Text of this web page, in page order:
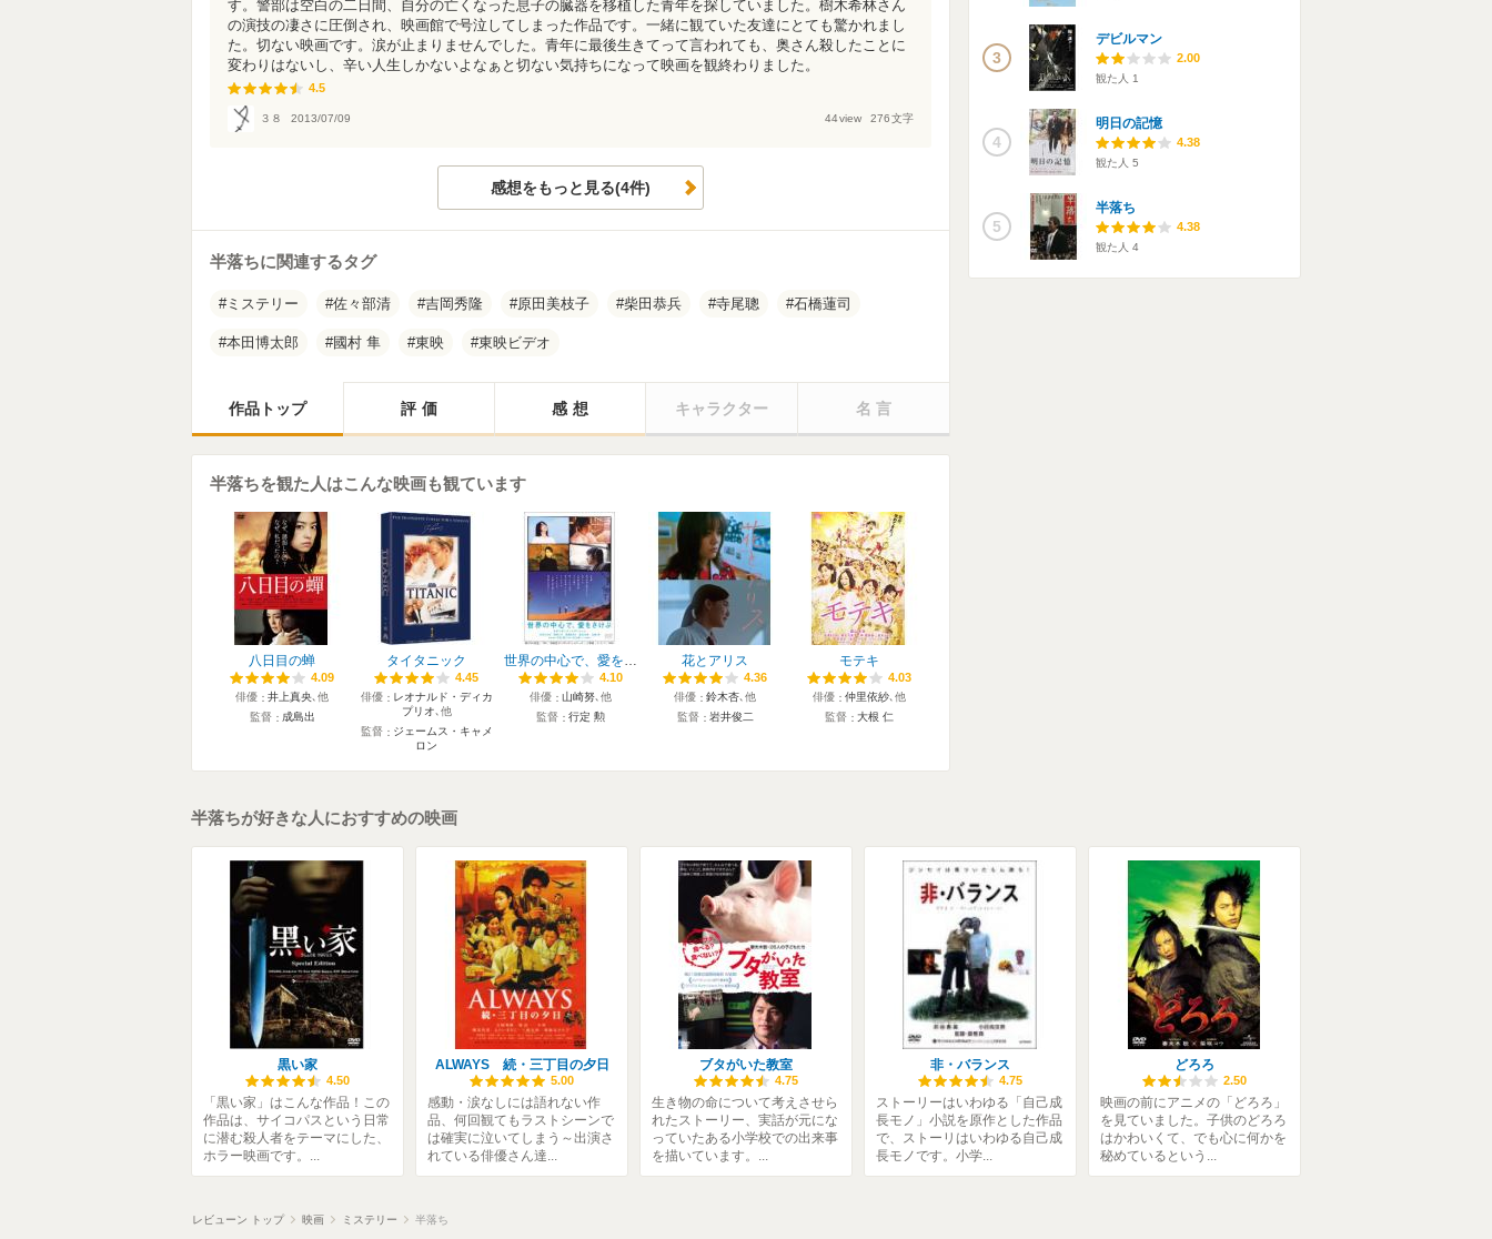
す。警部は空白の二日間、自分の亡くなった息子の臓器を移植した青年を探していました。樹木希林さん
の演技の凄さに圧倒され、映画館で号泣してしまった作品です。一緒に観ていた友達にとても驚かれまし
た。切ない映画です。涙が止まりませんでした。青年に最後生きてって言われても、奥さん殺したことに
変わりはないし、辛い人生しかないよなぁと切ない気持ちになって映画を観終わりました。
4.5
4.5
３８ 2013/07/09 44view 276文字
感想をもっと見る(4件)
半落ちに関連するタグ
ミステリー 佐々部清 吉岡秀隆 原田美枝子 柴田恭兵 寺尾聰 石橋蓮司
本田博太郎 國村 隼 東映 東映ビデオ
作品トップ 評価 感想 キャラクター 名言
半落ちを観た人はこんな映画も観ています
八日目の蝉
4.09
4.09
俳優 井上真央､他
監督
成島出
タイタニック
4.45
4.45
俳優
レオナルド・ディカ
プリオ､他
監督
ジェームス・キャメ
ロン
世界の中心で、愛をさけぶ
4.10
4.10
俳優 山崎努､他
監督
行定 勲
花とアリス
4.36
4.36
俳優 鈴木杏､他
監督
岩井俊二
モテキ
4.03
4.03
俳優 仲里依紗､他
監督
大根 仁
3
デビルマン
2.00
観た人 1
4
明日の記憶
4.38
観た人 5
5
半落ち
4.38
観た人 4
半落ちが好きな人におすすめの映画
黒い家
4.50
「黒い家」はこんな作品！この
作品は、サイコパスという日常
に潜む殺人者をテーマにした、
ホラー映画です。...
ALWAYS 続・三丁目の夕日
5.00
感動・涙なしには語れない作
品、何回観てもラストシーンで
は確実に泣いてしまう～出演さ
れている俳優さん達...
ブタがいた教室
4.75
生き物の命について考えさせら
れたストーリー、実話が元にな
っていたある小学校での出来事
を描いています。...
非・バランス
4.75
ストーリーはいわゆる「自己成
長モノ」小説を原作とした作品
で、ストーリはいわゆる自己成
長モノです。小学...
どろろ
2.50
映画の前にアニメの「どろろ」
を見ていました。子供のどろろ
はかわいくて、でも心に何かを
秘めているという...
レビューン トップ 映画 ミステリー 半落ち